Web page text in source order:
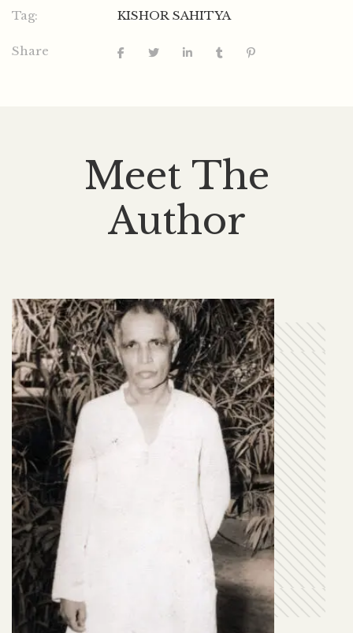
Tag: KISHOR SAHITYA
Share
Meet The
Author